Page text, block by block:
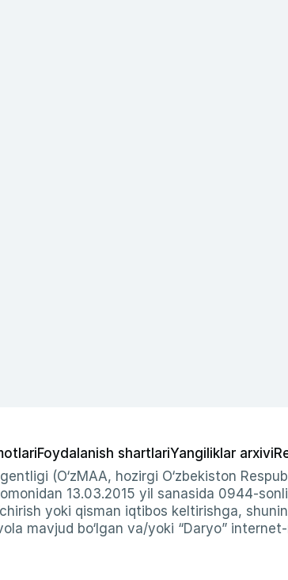
Foydalanish shartlariYangiliklar arxivi
(O‘zMAA, hozirgi O‘zbekiston
13.03.2015 yil sanasida 0944-
yoki qisman iqtibos keltirishga,
mavjud bo‘lgan va/yoki “Daryo”